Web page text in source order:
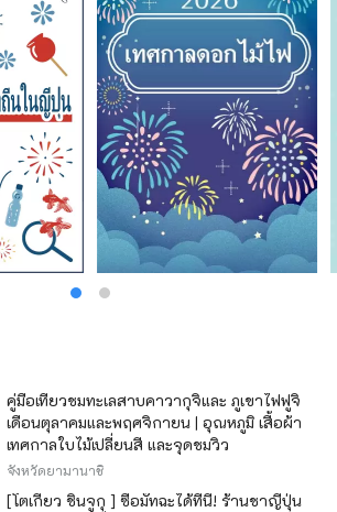
คู่มือเที่ยวชมทะเลสาบคาวากุจิและ ภูเขาไฟฟูจิ
เดือนตุลาคมและพฤศจิกายน | อุณหภูมิ เสื้อผ้า
เทศกาลใบไม้เปลี่ยนสี และจุดชมวิว
จังหวัดยามานาชิ
[โตเกียว ชินจูกุ ] ซื้อมัทฉะได้ที่นี่! ร้านชาญี่ปุ่น